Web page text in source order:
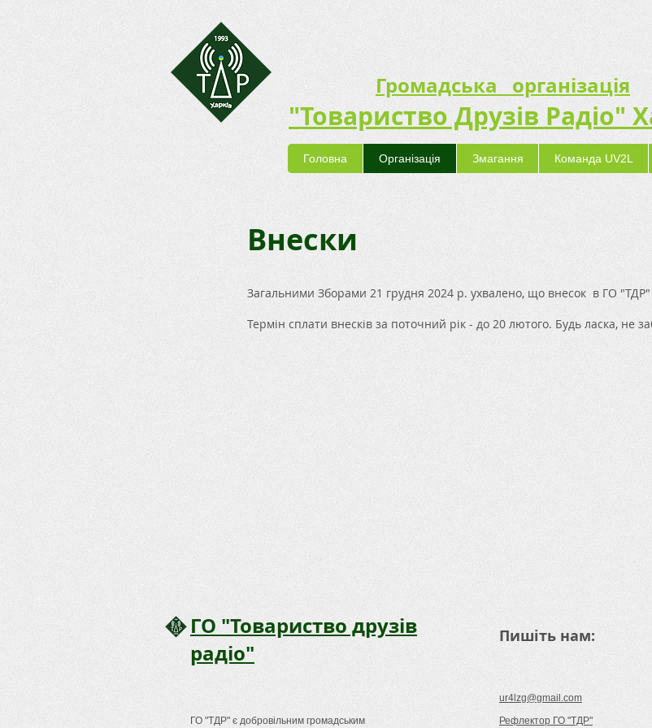
Громадська організація
"Товариство Друзів Радіо"
Внески
Загальними Зборами 21 грудня 2024 р. ухвалено, що внесок в ГО "ТДР"
Термін сплати внесків за поточний рік - до 20 лютого. Будь ласка, не
Головна Організація Змагання Команда UV2L
ГО "Товариство друзів
радіо"
ГО "ТДР" є добровільним громадським
Пишіть нам:
ur4lzg@gmail.com
Рефлектор ГО "ТДР"​​​